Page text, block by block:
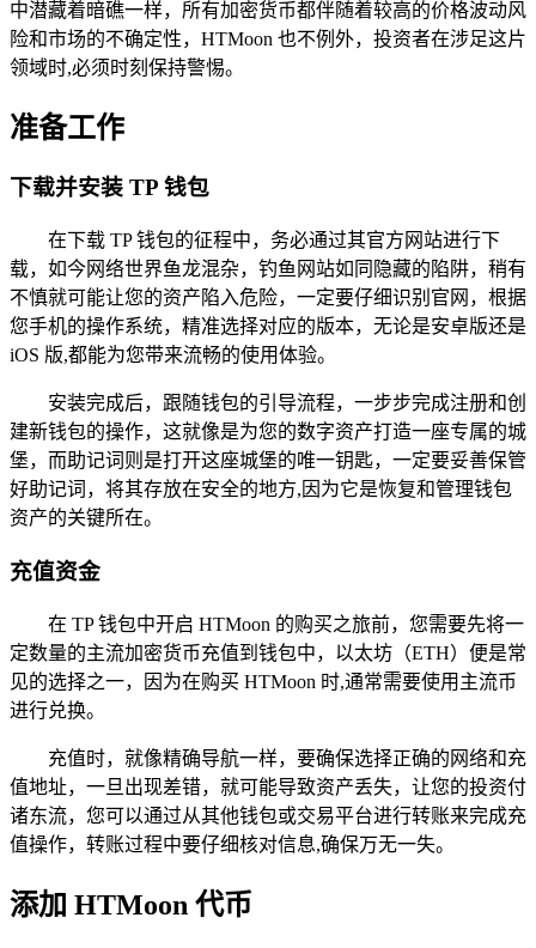
中潜藏着暗礁一样，所有加密货币都伴随着较高的价格波动风
险和市场的不确定性，HTMoon 也不例外，投资者在涉足这片
领域时,必须时刻保持警惕。
准备工作
下载并安装 TP 钱包
在下载 TP 钱包的征程中，务必通过其官方网站进行下
载，如今网络世界鱼龙混杂，钓鱼网站如同隐藏的陷阱，稍有
不慎就可能让您的资产陷入危险，一定要仔细识别官网，根据
您手机的操作系统，精准选择对应的版本，无论是安卓版还是
iOS 版,都能为您带来流畅的使用体验。
安装完成后，跟随钱包的引导流程，一步步完成注册和创
建新钱包的操作，这就像是为您的数字资产打造一座专属的城
堡，而助记词则是打开这座城堡的唯一钥匙，一定要妥善保管
好助记词，将其存放在安全的地方,因为它是恢复和管理钱包
资产的关键所在。
充值资金
在 TP 钱包中开启 HTMoon 的购买之旅前，您需要先将一
定数量的主流加密货币充值到钱包中，以太坊（ETH）便是常
见的选择之一，因为在购买 HTMoon 时,通常需要使用主流币
进行兑换。
充值时，就像精确导航一样，要确保选择正确的网络和充
值地址，一旦出现差错，就可能导致资产丢失，让您的投资付
诸东流，您可以通过从其他钱包或交易平台进行转账来完成充
值操作，转账过程中要仔细核对信息,确保万无一失。
添加 HTMoon 代币